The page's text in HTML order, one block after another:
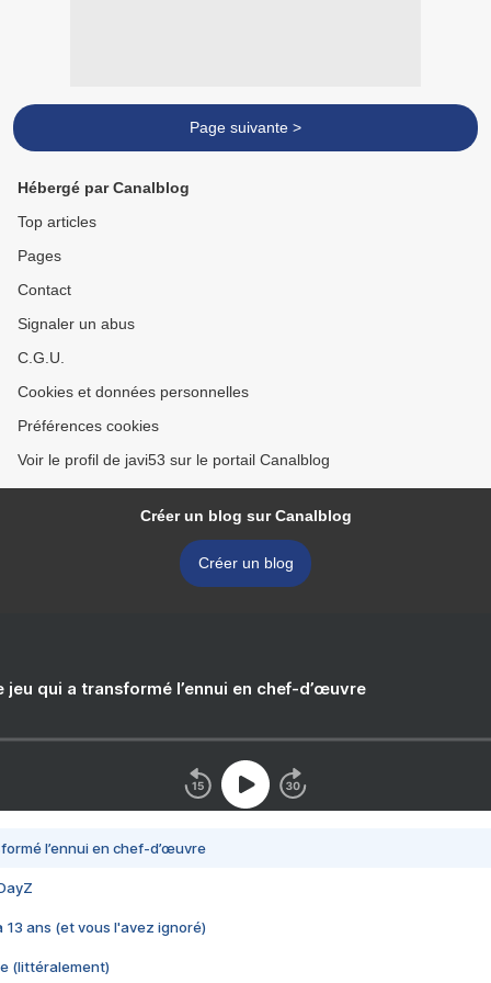
Page suivante >
Hébergé par Canalblog
Top articles
Pages
Contact
Signaler un abus
C.G.U.
Cookies et données personnelles
Préférences cookies
Voir le profil de javi53 sur le portail Canalblog
Créer un blog sur Canalblog
Créer un blog
jeu qui a transformé l’ennui en chef-d’œuvre
l’ennui en chef-d’œuvre
13 ans (et vous l'avez ignoré)
(littéralement)